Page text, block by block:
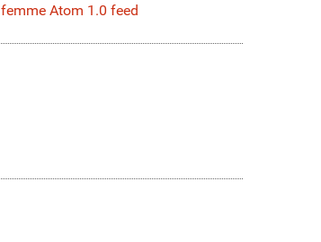
femme Atom 1.0 feed